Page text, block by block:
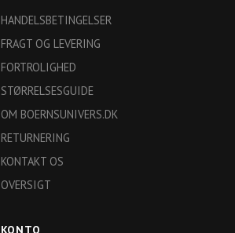
HANDELSBETINGELSER
FRAGT OG LEVERING
FORTROLIGHED
STØRRELSESGUIDE
OM BOERNSUNIVERS.DK
RETURNERING
KONTAKT OS
OVERSIGT
KONTO